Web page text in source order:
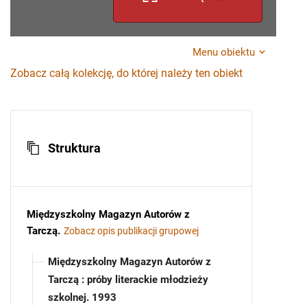
Menu obiektu
Zobacz całą kolekcję, do której należy ten obiekt
Struktura
Międzyszkolny Magazyn Autorów z
Tarczą. Zobacz opis publikacji grupowej
Międzyszkolny Magazyn Autorów z
Tarczą : próby literackie młodzieży
szkolnej. 1993